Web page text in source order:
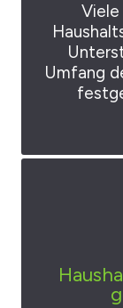
Umfang